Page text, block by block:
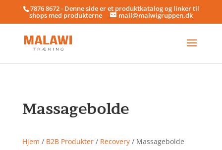
7876 8672 - Denne side er et produktkatalog og linker til
shops med produkterne mail@malwigruppen.dk
Massagebolde
Hjem / B2B Produkter/ Recovery/ Massagebolde